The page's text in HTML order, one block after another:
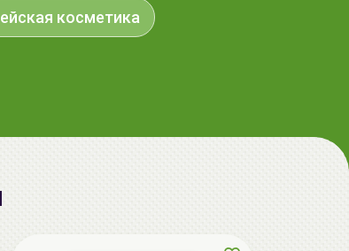
cleansing Маска энзимная
косметика